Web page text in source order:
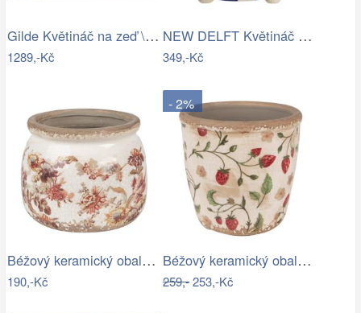
Gilde Květináč na zeď \"Vogelhaus\"
1289,-Kč
NEW DELFT Květináč šachovnice 13,5 cm
349,-Kč
Béžový keramický obal na květináč s…
190,-Kč
- 2%
Béžový keramický obal na květináč s…
259,-253,-Kč